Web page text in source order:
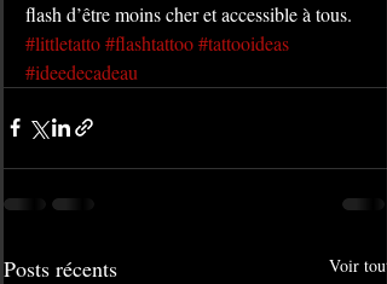
flash d’être moins cher et accessible à tous.
#littletatto#flashtattoo#tattooideas
#ideedecadeau
Posts récents Voir tout